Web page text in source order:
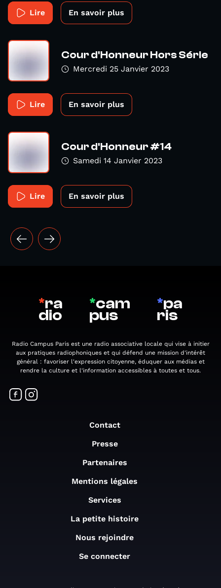
Lire En savoir plus
Cour d'Honneur Hors Série
Mercredi 25 Janvier 2023
Lire En savoir plus
Cour d'Honneur #14
Samedi 14 Janvier 2023
Lire En savoir plus
*ra
dio
*cam
pus
*pa
ris
Radio Campus Paris est une radio associative locale qui vise à initier
aux pratiques radiophoniques et qui défend une mission d'intérêt
général : favoriser l'expression citoyenne, éduquer aux médias et
rendre la culture et l'information accessibles à toutes et tous.
Contact
Presse
Partenaires
Mentions légales
Services
La petite histoire
Nous rejoindre
Se connecter